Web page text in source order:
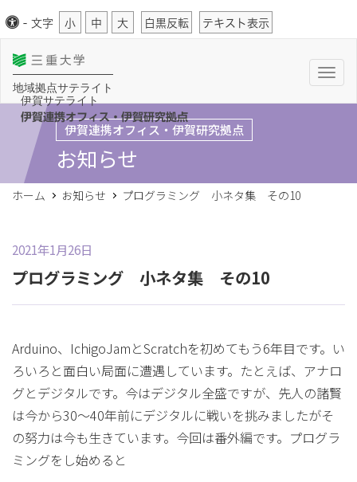
- 文字 小 中 大 白黒反転 テキスト表示
T
o
g
g
地域拠点サテライト
伊賀サテライト
伊賀連携オフィス・伊賀研究拠点
伊賀連携オフィス・伊賀研究拠点
お知らせ
ホーム お知らせ プログラミング 小ネタ集 その10
2021年1月26日
プログラミング 小ネタ集 その10
Arduino、IchigoJamとScratchを初めてもう6年目です。い
ろいろと面白い局面に遭遇しています。たとえば、アナロ
グとデジタルです。今はデジタル全盛ですが、先人の諸賢
は今から30～40年前にデジタルに戦いを挑みましたがそ
の努力は今も生きています。今回は番外編です。プログラ
ミングをし始めると